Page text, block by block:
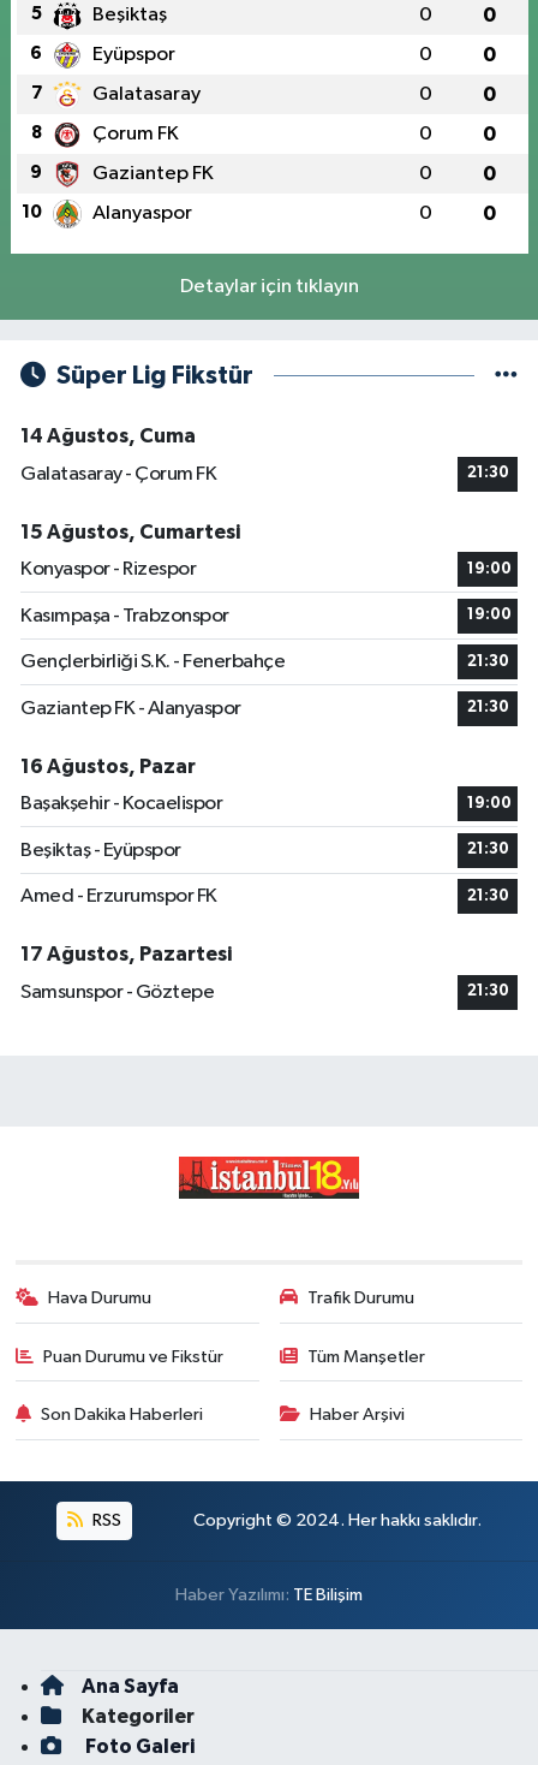
5 Beşiktaş 0 0
6 Eyüpspor 0 0
7 Galatasaray 0 0
8 Çorum FK 0 0
9 Gaziantep FK 0 0
10 Alanyaspor 0 0
Detaylar için tıklayın
Süper Lig Fikstür
14 Ağustos, Cuma
Galatasaray - Çorum FK
21:30
15 Ağustos, Cumartesi
Konyaspor - Rizespor
19:00
Kasımpaşa - Trabzonspor 19:00
Gençlerbirliği S.K. - Fenerbahçe 21:30
Gaziantep FK - Alanyaspor 21:30
16 Ağustos, Pazar
Başakşehir - Kocaelispor
19:00
Beşiktaş - Eyüpspor 21:30
Amed - Erzurumspor FK 21:30
17 Ağustos, Pazartesi
Samsunspor - Göztepe
21:30
Hava Durumu Trafik Durumu
Puan Durumu ve Fikstür Tüm Manşetler
Son Dakika Haberleri Haber Arşivi
RSS Copyright © 2024. Her hakkı saklıdır.
Haber Yazılımı: TE Bilişim
Ana Sayfa
Kategoriler
Foto Galeri